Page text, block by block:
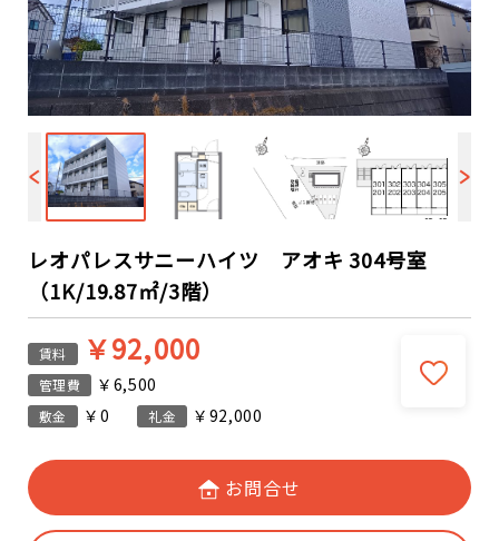
レオパレスサニーハイツ アオキ 304号室
（1K/19.87㎡/3階）
賃料 ￥92,000
管理費 ￥6,500
敷金 ￥0 礼金 ￥92,000
お問合せ